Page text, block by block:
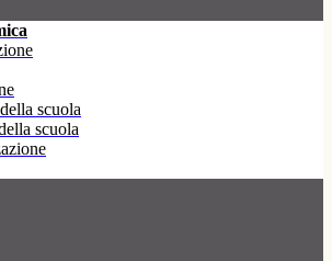
scuola
scuola